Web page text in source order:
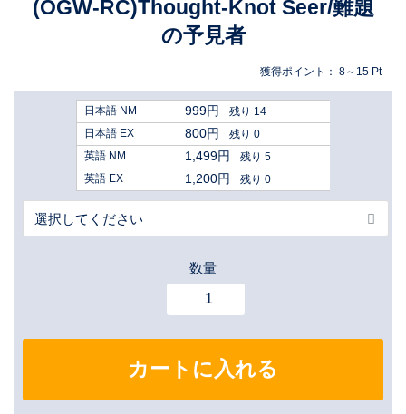
(OGW-RC)Thought-Knot Seer/難題
の予見者
獲得ポイント： 8～15 Pt
日本語 NM 999円
残り 14
日本語 EX
800円
残り 0
英語 NM
1,499円
残り 5
英語 EX
1,200円 残り 0
数量
カートに入れる